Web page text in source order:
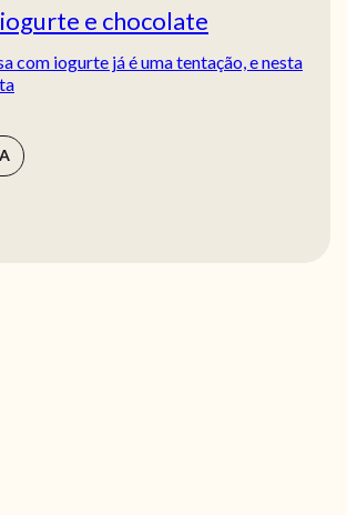
e chocolate
com iogurte já é uma tentação, e nesta